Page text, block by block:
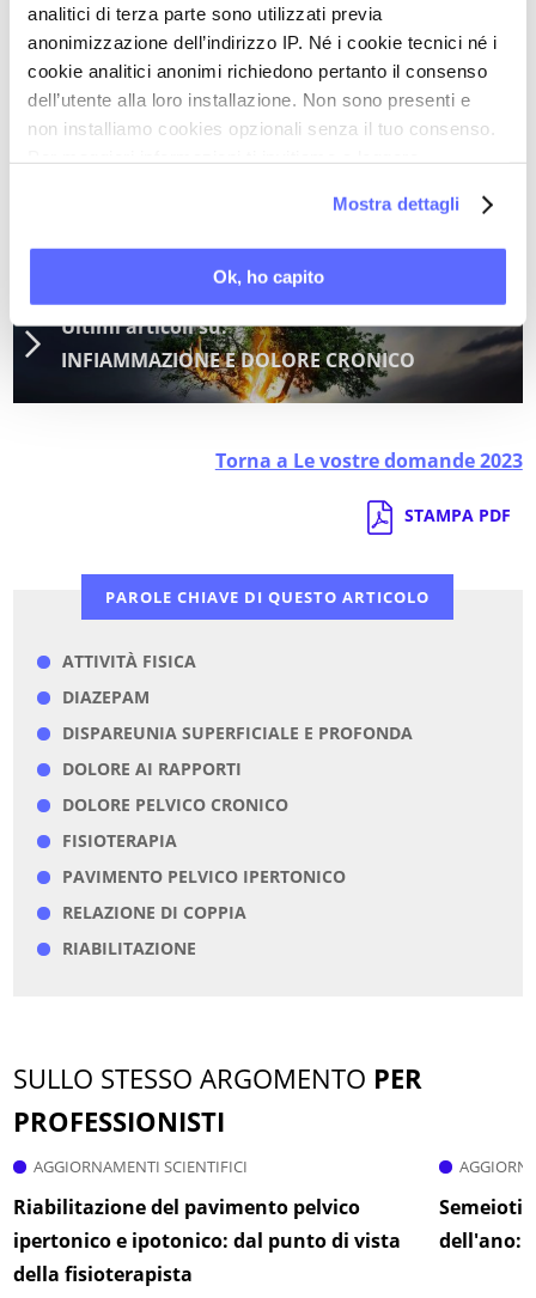
analitici di terza parte sono utilizzati previa
anonimizzazione dell’indirizzo IP. Né i cookie tecnici né i
cookie analitici anonimi richiedono pertanto il consenso
dell’utente alla loro installazione. Non sono presenti e
non installiamo cookies opzionali senza il tuo consenso.
Mostra dettagli
Ok, ho capito
- l’opportunità di rivolgersi a medici preparati
nella cura del dolore cronico, e disponibili ad
affrontare tutti i fattori in gioco nel suo complesso
quadro clinico.
Monica Sansone
Ultimi articoli su:
INFIAMMAZIONE E DOLORE CRONICO
Torna a Le vostre domande 2023
STAMPA PDF
PAROLE CHIAVE DI QUESTO ARTICOLO
ATTIVITÀ FISICA
DIAZEPAM
DISPAREUNIA SUPERFICIALE E PROFONDA
DOLORE AI RAPPORTI
DOLORE PELVICO CRONICO
FISIOTERAPIA
PAVIMENTO PELVICO IPERTONICO
RELAZIONE DI COPPIA
RIABILITAZIONE
SULLO STESSO ARGOMENTO PER
PROFESSIONISTI
AGGIORNAMENTI SCIENTIFICI
Riabilitazione del pavimento pelvico
ipertonico e ipotonico: dal punto di vista
della fisioterapista
dell'ano: